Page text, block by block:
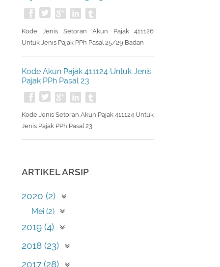
Pajak PPh Pasal 25/29 Badan
Kode Jenis Setoran Akun Pajak 411126
Pajak PPh Pasal 23
2020 (2)
Mei (2)
2019 (4)
April (1)
2018 (23)